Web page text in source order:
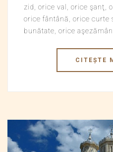
zid, orice val, orice şanţ,
orice fântână, orice curte
bunătate, orice
CITEȘTE